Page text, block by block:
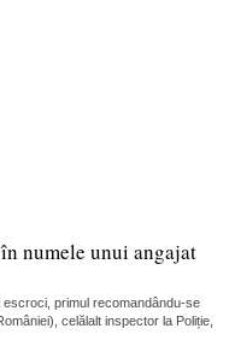
numele unui angajat
escroci, primul recomandându-se
celălalt inspector la Poliție,